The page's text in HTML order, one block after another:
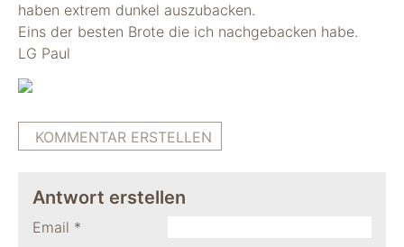
haben extrem dunkel auszubacken.
Eins der besten Brote die ich nachgebacken habe.
LG Paul
KOMMENTAR ERSTELLEN
Antwort erstellen
Email *